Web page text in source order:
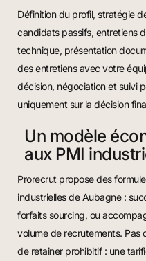
Définition du profil, stratégie
candidats passifs, entretiens
technique, présentation
des entretiens avec votre
décision, négociation et suivi
uniquement sur la décision
Un modèle
aux PMI
Prorecrut propose des
industrielles de Aubagne :
forfaits sourcing, ou
volume de recrutements. Pas
de retainer prohibitif : une